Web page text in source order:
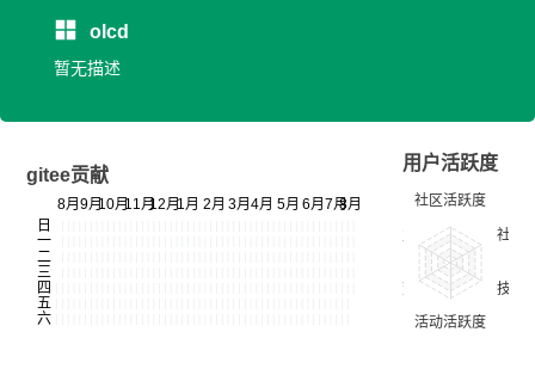
olcd
暂无描述
gitee贡献
用户活跃度